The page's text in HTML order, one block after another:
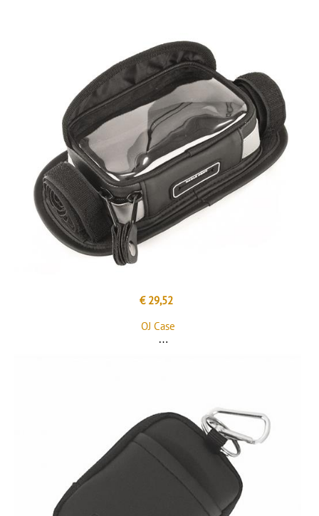
€ 29,52
OJ Case